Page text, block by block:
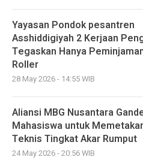
Yayasan Pondok pesantren
Asshiddigiyah 2 Kerjaan
Tegaskan Hanya
Roller
28 May 2026 - 14:55 WIB
Aliansi MBG Nusantara
Mahasiswa untuk
Teknis Tingkat Akar Rumput
24 May 2026 - 20:56 WIB